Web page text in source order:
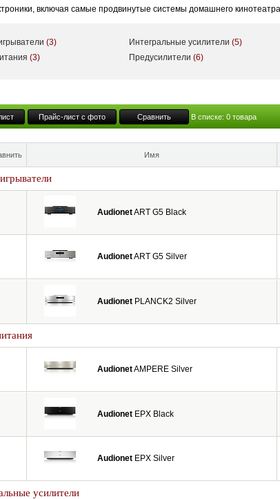
включая самые продвинутые системы домашнего
(3)
(3)
Интегральные усилители (5)
Предусилители (6)
Прайс-лист с фото Сравнить В списке: 0 товара
Имя
AudionetART G5 Black
AudionetART G5 Silver
Audionet PLANCK2 Silver
AudionetAMPERE Silver
Audionet EPX Black
Audionet EPX Silver
усилители